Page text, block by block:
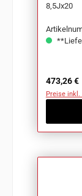
8,5Jx20
Regulärer
473,26 €
Preise inkl.